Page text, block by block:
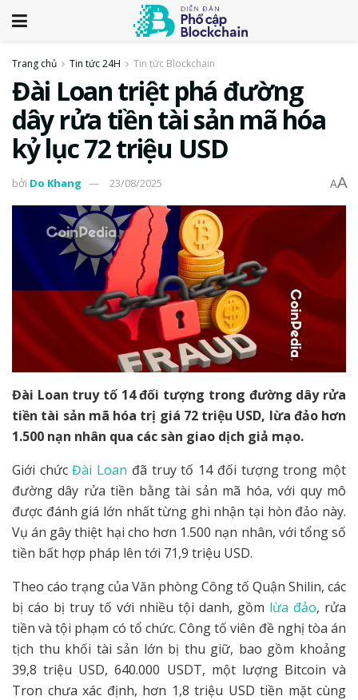
Trang chủ Tin tức 24H Tin tức Blockchain
Đài Loan triệt phá đường
dây rửa tiền tài sản mã hóa
kỷ lục 72 triệu USD
bởi Do Khang 23/08/2025 AA
Đài Loan truy tố 14 đối tượng trong đường dây rửa
tiền tài sản mã hóa trị giá 72 triệu USD, lừa đảo hơn
1.500 nạn nhân qua các sàn giao dịch giả mạo.
Giới chứcĐài Loan đã truy tố 14 đối tượng trong một
đường dây rửa tiền bằng tài sản mã hóa, với quy mô
được đánh giá lớn nhất từng ghi nhận tại hòn đảo này.
Vụ án gây thiệt hại cho hơn 1.500 nạn nhân, với tổng số
tiền bất hợp pháp lên tới 71,9 triệu USD.
Theo cáo trạng của Văn phòng Công tố Quận Shilin, các
bị cáo bị truy tố với nhiều tội danh, gồm lừa đảo, rửa
tiền và tội phạm có tổ chức. Công tố viên đề nghị tòa án
tịch thu khối tài sản lớn bị thu giữ, bao gồm khoảng
39,8 triệu USD, 640.000 USDT, một lượng Bitcoin và
Tron chưa xác định, hơn 1,8 triệu USD tiền mặt cùng